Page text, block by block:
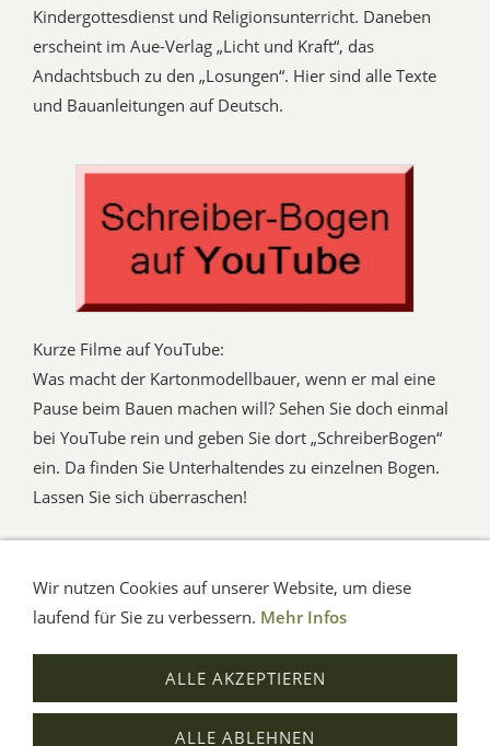
Kindergottesdienst und Religionsunterricht. Daneben
erscheint im Aue-Verlag „Licht und Kraft“, das
Andachtsbuch zu den „Losungen“. Hier sind alle Texte
und Bauanleitungen auf Deutsch.
Kurze Filme auf YouTube:
Was macht der Kartonmodellbauer, wenn er mal eine
Pause beim Bauen machen will? Sehen Sie doch einmal
bei YouTube rein und geben Sie dort „SchreiberBogen“
ein. Da finden Sie Unterhaltendes zu einzelnen Bogen.
Lassen Sie sich überraschen!
AGB Impressum
Verbraucherhinweise
Datenschutz
Hilfe
© Aue-Verlag GmbH, Möckmühl
Verträge widerrufen
Wir nutzen Cookies auf unserer Website, um diese
laufend für Sie zu verbessern. Mehr Infos
ALLE AKZEPTIEREN
ALLE ABLEHNEN